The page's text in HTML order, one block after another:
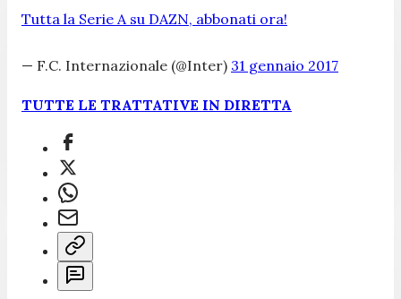
Tutta la Serie A su DAZN, abbonati ora!
— F.C. Internazionale (@Inter) 31 gennaio 2017
TUTTE LE TRATTATIVE IN DIRETTA